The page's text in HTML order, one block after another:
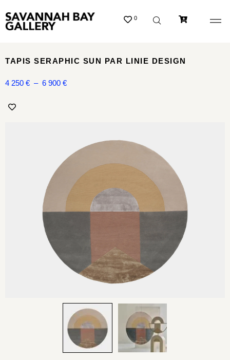
0
TAPIS SERAPHIC SUN PAR LINIE DESIGN
4 250 € – 6 900 €